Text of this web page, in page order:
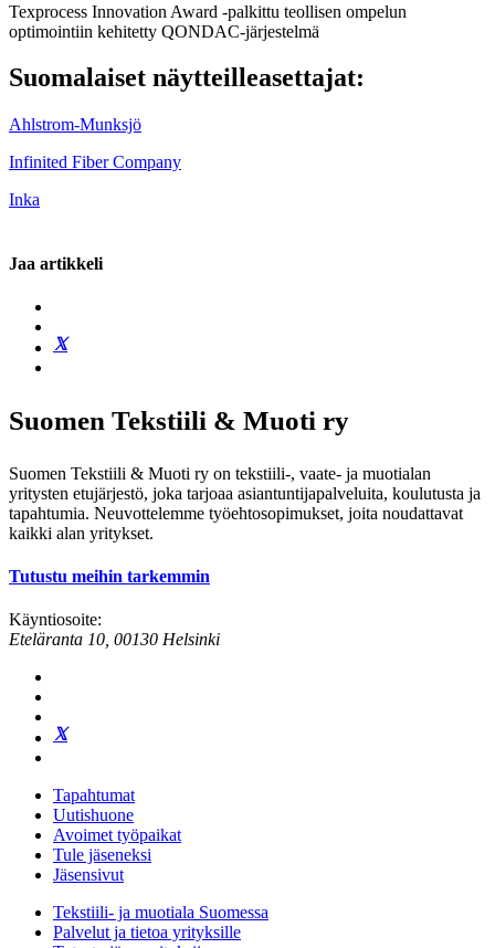
Texprocess Innovation Award -palkittu teollisen ompelun
optimointiin kehitetty QONDAC-järjestelmä
Suomalaiset näytteilleasettajat:
Ahlstrom-Munksjö
Infinited Fiber Company
Inka
Jaa artikkeli
Suomen Tekstiili & Muoti ry
Suomen Tekstiili & Muoti ry on tekstiili-, vaate- ja muotialan
yritysten etujärjestö, joka tarjoaa asiantuntijapalveluita, koulutusta ja
tapahtumia. Neuvottelemme työehtosopimukset, joita noudattavat
kaikki alan yritykset.
Tutustu meihin tarkemmin
Käyntiosoite:
Eteläranta 10, 00130 Helsinki
Tapahtumat
Uutishuone
Avoimet työpaikat
Tule jäseneksi
Jäsensivut
Tekstiili- ja muotiala Suomessa
Palvelut ja tietoa yrityksille